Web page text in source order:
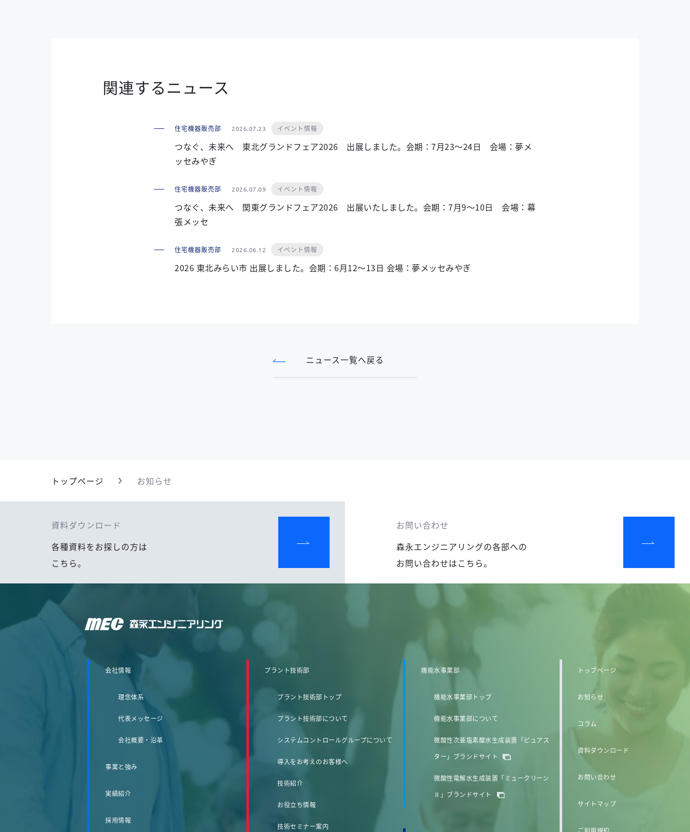
関連するニュース
住宅機器販売部 2026.07.23 イベント情報
つなぐ、未来へ 東北グランドフェア2026 出展しました。会期：7月23～24日 会場：夢メ
ッセみやぎ
住宅機器販売部 2026.07.09 イベント情報
つなぐ、未来へ 関東グランドフェア2026 出展いたしました。会期：7月9～10日 会場：幕
張メッセ
住宅機器販売部 2026.06.12 イベント情報
2026 東北みらい市 出展しました。会期：6月12～13日 会場：夢メッセみやぎ
ニュース一覧へ戻る
トップページ お知らせ
資料ダウンロード
各種資料をお探しの方は
こちら。
お問い合わせ
森永エンジニアリングの各部への
お問い合わせはこちら。
会社情報
理念体系
代表メッセージ
会社概要・沿革
事業と強み
実績紹介
採用情報
プラント技術部
プラント技術部トップ
プラント技術部について
システムコントロールグループについて
導入をお考えのお客様へ
技術紹介
お役立ち情報
技術セミナー案内
機能水事業部
機能水事業部トップ
機能水事業部について
微酸性次亜塩素酸水生成装置「ピュアス
ター」ブランドサイト
微酸性電解水生成装置「ミュークリーン
Ⅱ」ブランドサイト
トップページ
お知らせ
コラム
資料ダウンロード
お問い合わせ
サイトマップ
ご利用規約